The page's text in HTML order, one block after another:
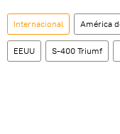
Internacional América
EEUU S-400 Triumf